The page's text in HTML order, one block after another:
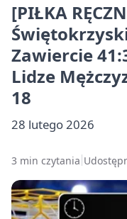
[PIŁKA
Świętokrzyski
Zawiercie
Lidze
18
28 lutego 2026
3 min czytania